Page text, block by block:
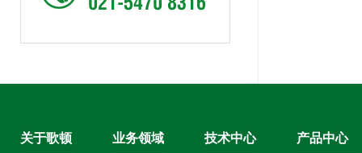
关于歌顿 业务领域 技术中心 产品中心